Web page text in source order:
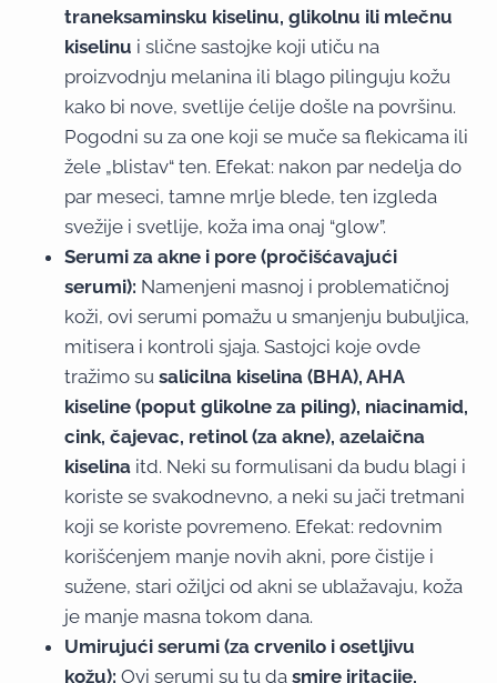
traneksaminsku kiselinu, glikolnu ili mlečnu
kiselinu i slične sastojke koji utiču na
proizvodnju melanina ili blago pilinguju kožu
kako bi nove, svetlije ćelije došle na površinu.
Pogodni su za one koji se muče sa flekicama ili
žele „blistav“ ten. Efekat: nakon par nedelja do
par meseci, tamne mrlje blede, ten izgleda
svežije i svetlije, koža ima onaj “glow”.
Serumi za akne i pore (pročišćavajući
serumi): Namenjeni masnoj i problematičnoj
koži, ovi serumi pomažu u smanjenju bubuljica,
mitisera i kontroli sjaja. Sastojci koje ovde
tražimo su salicilna kiselina (BHA), AHA
kiseline (poput glikolne za piling), niacinamid,
cink, čajevac, retinol (za akne), azelaična
kiselina itd. Neki su formulisani da budu blagi i
koriste se svakodnevno, a neki su jači tretmani
koji se koriste povremeno. Efekat: redovnim
korišćenjem manje novih akni, pore čistije i
sužene, stari ožiljci od akni se ublažavaju, koža
je manje masna tokom dana.
Umirujući serumi (za crvenilo i osetljivu
kožu): Ovi serumi su tu da smire iritacije,